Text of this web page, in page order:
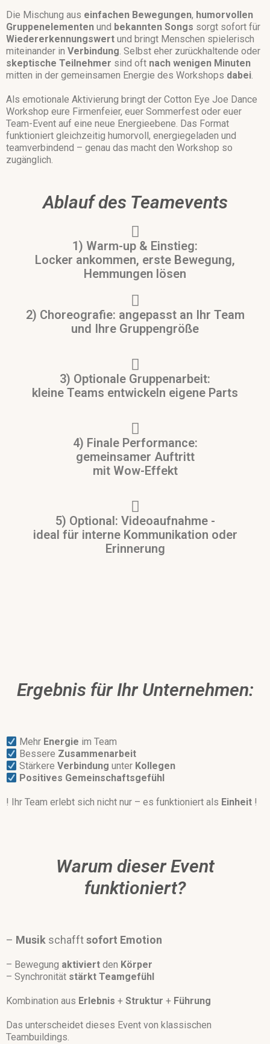
Die Mischung aus einfachen Bewegungen, humorvollen
Gruppenelementen und bekannten Songs sorgt sofort für
Wiedererkennungswert und bringt Menschen spielerisch
miteinander in Verbindung. Selbst eher zurückhaltende oder
skeptische Teilnehmer sind oft nach wenigen Minuten
mitten in der gemeinsamen Energie des Workshops dabei.
Als emotionale Aktivierung bringt der Cotton Eye Joe Dance
Workshop eure Firmenfeier, euer Sommerfest oder euer
Team-Event auf eine neue Energieebene. Das Format
funktioniert gleichzeitig humorvoll, energiegeladen und
teamverbindend – genau das macht den Workshop so
zugänglich.
Ablauf des Teamevents
1) Warm-up & Einstieg:
Locker ankommen, erste Bewegung,
Hemmungen lösen
2) Choreografie: angepasst an Ihr Team
und Ihre Gruppengröße
3) Optionale Gruppenarbeit:
kleine Teams entwickeln eigene Parts
4) Finale Performance:
gemeinsamer Auftritt
mit Wow-Effekt
5) Optional: Videoaufnahme -
ideal für interne Kommunikation oder
Erinnerung
Ergebnis für Ihr Unternehmen:
Mehr Energie im Team
Bessere Zusammenarbeit
StärkereVerbindung unter Kollegen
Positives Gemeinschaftsgefühl
! Ihr Team erlebt sich nicht nur – es funktioniert als Einheit !
Warum dieser Event
funktioniert?
– Musik schafftsofort Emotion
– Bewegung aktiviert den Körper
– Synchronität stärkt Teamgefühl
Kombination aus Erlebnis + Struktur + Führung
Das unterscheidet dieses Event von klassischen
Teambuildings.